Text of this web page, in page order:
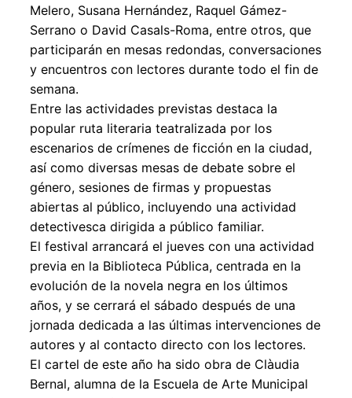
Melero, Susana Hernández, Raquel Gámez-
Serrano o David Casals-Roma, entre otros, que
participarán en mesas redondas, conversaciones
y encuentros con lectores durante todo el fin de
semana.
Entre las actividades previstas destaca la
popular ruta literaria teatralizada por los
escenarios de crímenes de ficción en la ciudad,
así como diversas mesas de debate sobre el
género, sesiones de firmas y propuestas
abiertas al público, incluyendo una actividad
detectivesca dirigida a público familiar.
El festival arrancará el jueves con una actividad
previa en la Biblioteca Pública, centrada en la
evolución de la novela negra en los últimos
años, y se cerrará el sábado después de una
jornada dedicada a las últimas intervenciones de
autores y al contacto directo con los lectores.
El cartel de este año ha sido obra de Clàudia
Bernal, alumna de la Escuela de Arte Municipal